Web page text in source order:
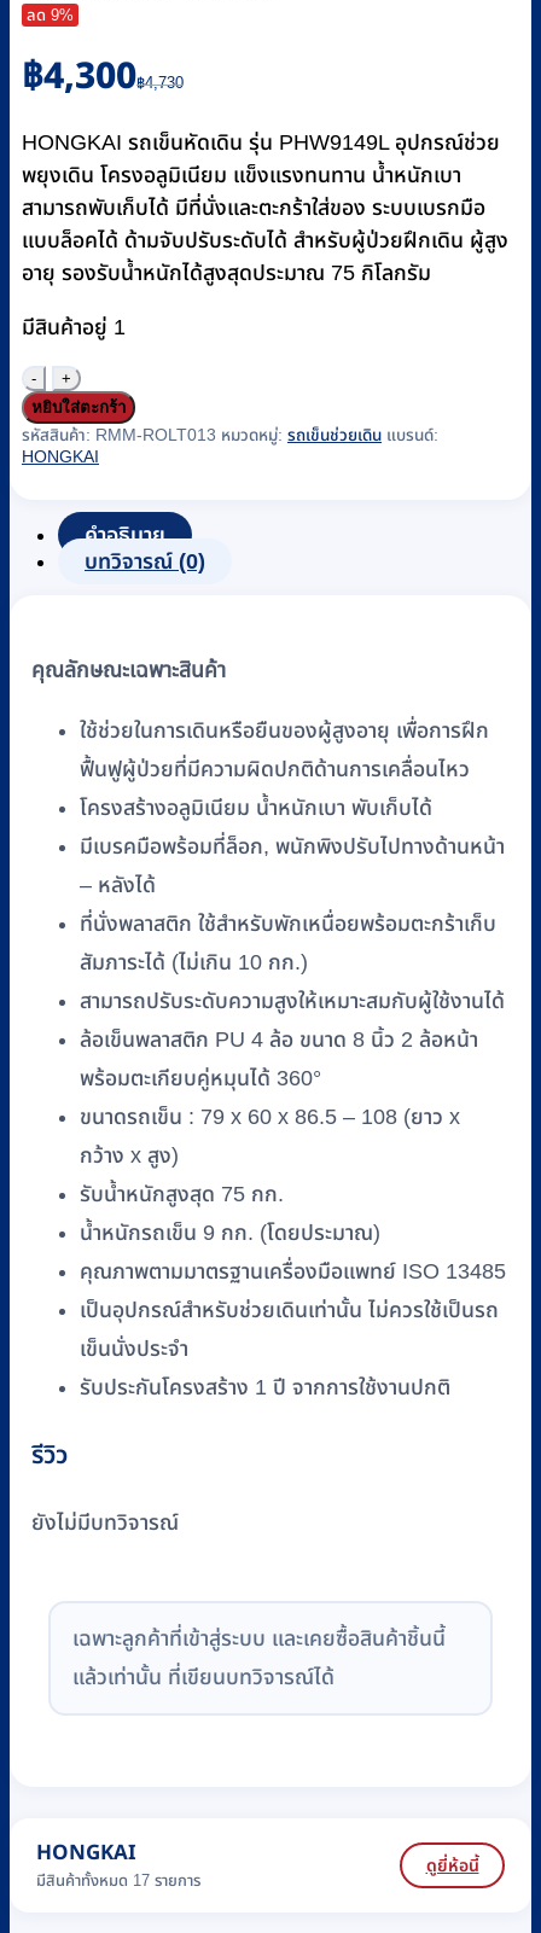
ลด 9%
฿4,730
Original
price
฿4,730.
฿4,300
Current
price
฿4,300.
HONGKAI รถเข็นหัดเดิน รุ่น PHW9149L อุปกรณ์ช่วย
พยุงเดิน โครงอลูมิเนียม แข็งแรงทนทาน น้ำหนักเบา
สามารถพับเก็บได้ มีที่นั่งและตะกร้าใส่ของ ระบบเบรกมือ
แบบล็อคได้ ด้ามจับปรับระดับได้ สำหรับผู้ป่วยฝึกเดิน ผู้สูง
อายุ รองรับน้ำหนักได้สูงสุดประมาณ 75 กิโลกรัม
มีสินค้าอยู่ 1
จำนวน
รถ
เข็น
เดิน
(Rollator)
พับ
ได้
HONGKAI
PHW9149L
ชิ้น
หยิบใส่ตะกร้า
รหัสสินค้า: RMM-ROLT013 หมวดหมู่: รถเข็นช่วยเดิน แบรนด์:
HONGKAI
คำอธิบาย
บทวิจารณ์ (0)
คุณลักษณะเฉพาะสินค้า
ใช้ช่วยในการเดินหรือยืนของผู้สูงอายุ เพื่อการฝึก
ฟื้นฟูผู้ป่วยที่มีความผิดปกติด้านการเคลื่อนไหว
โครงสร้างอลูมิเนียม น้ำหนักเบา พับเก็บได้
มีเบรคมือพร้อมที่ล็อก, พนักพิงปรับไปทางด้านหน้า
– หลังได้
ที่นั่งพลาสติก ใช้สำหรับพักเหนื่อยพร้อมตะกร้าเก็บ
สัมภาระได้ (ไม่เกิน 10 กก.)
สามารถปรับระดับความสูงให้เหมาะสมกับผู้ใช้งานได้
ล้อเข็นพลาสติก PU 4 ล้อ ขนาด 8 นิ้ว 2 ล้อหน้า
พร้อมตะเกียบคู่หมุนได้ 360°
ขนาดรถเข็น : 79 x 60 x 86.5 – 108 (ยาว x
กว้าง x สูง)
รับน้ำหนักสูงสุด 75 กก.
น้ำหนักรถเข็น 9 กก. (โดยประมาณ)
คุณภาพตามมาตรฐานเครื่องมือแพทย์ ISO 13485
เป็นอุปกรณ์สำหรับช่วยเดินเท่านั้น ไม่ควรใช้เป็นรถ
เข็นนั่งประจำ
รับประกันโครงสร้าง 1 ปี จากการใช้งานปกติ
รีวิว
ยังไม่มีบทวิจารณ์
เฉพาะลูกค้าที่เข้าสู่ระบบ และเคยซื้อสินค้าชิ้นนี้
แล้วเท่านั้น ที่เขียนบทวิจารณ์ได้
HONGKAI
มีสินค้าทั้งหมด 17 รายการ
ดูยี่ห้อนี้